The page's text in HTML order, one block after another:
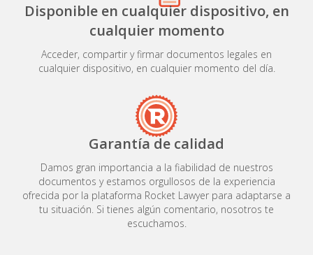
Disponible en cualquier dispositivo, en
cualquier momento
Acceder, compartir y firmar documentos legales en
cualquier dispositivo, en cualquier momento del día.
Garantía de calidad
Damos gran importancia a la fiabilidad de nuestros
documentos y estamos orgullosos de la experiencia
ofrecida por la plataforma Rocket Lawyer para adaptarse a
tu situación. Si tienes algún comentario, nosotros te
escuchamos.